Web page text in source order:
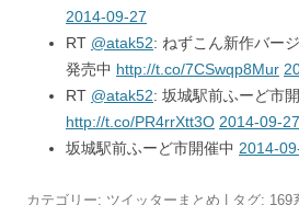
2014-09-27
RT @atak52: ねずこん新作バー
発売中 http://t.co/7CSwqp8Mur
RT @atak52: 坂城駅前ふーど市
http://t.co/PR4rrXtt3O 2014-09-27
坂城駅前ふーど市開催中 2014-
カテゴリー: ツイッターまとめ | タグ: 169